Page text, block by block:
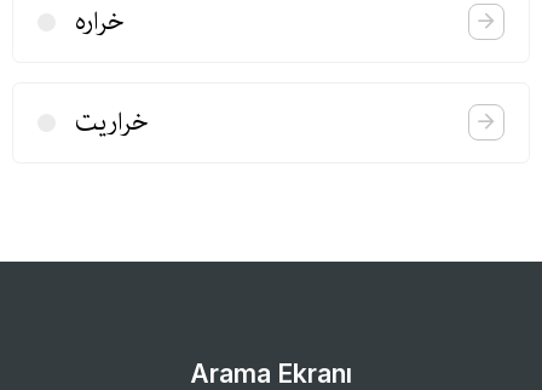
خراره
خراریت
Arama Ekranı